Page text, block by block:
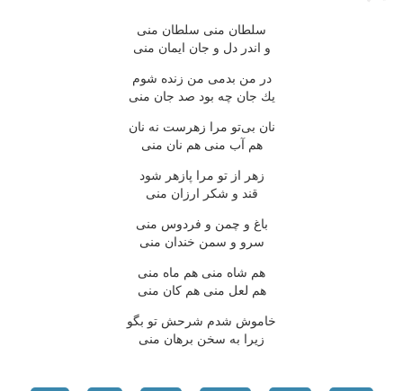
سلطان منی سلطان منی
و اندر دل و جان ایمان منی
در من بدمی من زنده شوم
یك جان چه بود صد جان منی
نان بی‌تو مرا زهرست نه نان
هم آب منی هم نان منی
زهر از تو مرا پازهر شود
قند و شكر ارزان منی
باغ و چمن و فردوس منی
سرو و سمن خندان منی
هم شاه منی هم ماه منی
هم لعل منی هم كان منی
خاموش شدم شرحش تو بگو
زیرا به سخن برهان منی